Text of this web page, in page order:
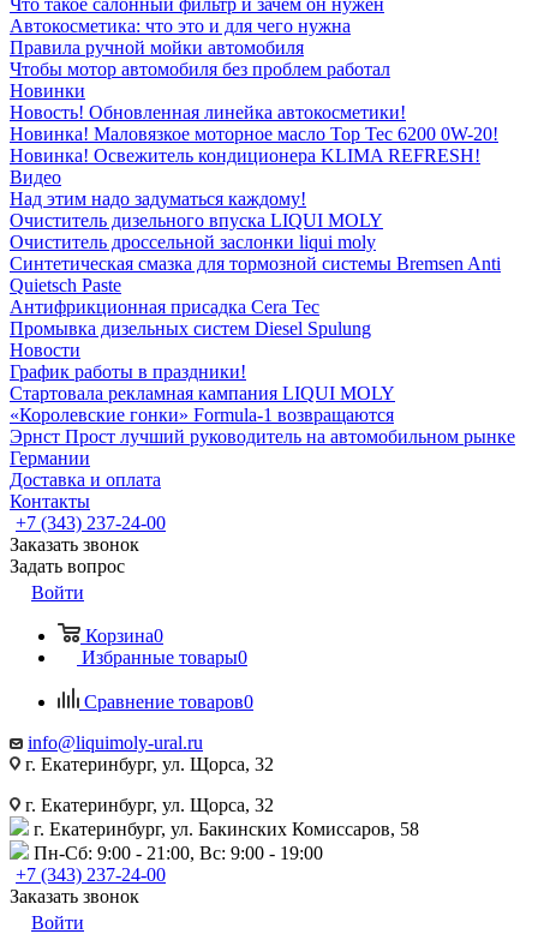
Что такое салонный фильтр и зачем он нужен
Автокосметика: что это и для чего нужна
Правила ручной мойки автомобиля
Чтобы мотор автомобиля без проблем работал
Новинки
Новость! Обновленная линейка автокосметики!
Новинка! Маловязкое моторное масло Top Tec 6200 0W-20!
Новинка! Освежитель кондиционера KLIMA REFRESH!
Видео
Над этим надо задуматься каждому!
Очиститель дизельного впуска LIQUI MOLY
Очиститель дроссельной заслонки liqui moly
Синтетическая смазка для тормозной системы Bremsen Anti
Quietsch Paste
Антифрикционная присадка Cera Tec
Промывка дизельных систем Diesel Spulung
Новости
График работы в праздники!
Стартовала рекламная кампания LIQUI MOLY
«Королевские гонки» Formula-1 возвращаются
Эрнст Прост лучший руководитель на автомобильном рынке
Германии
Доставка и оплата
Контакты
+7 (343) 237-24-00
Заказать звонок
Задать вопрос
Войти
Корзина0
Избранные товары0
Сравнение товаров0
info@liquimoly-ural.ru
г. Екатеринбург, ул. Щорса, 32
г. Екатеринбург, ул. Щорса, 32
г. Екатеринбург, ул. Бакинских Комиссаров, 58
Пн-Сб: 9:00 - 21:00, Вс: 9:00 - 19:00
+7 (343) 237-24-00
Заказать звонок
Войти